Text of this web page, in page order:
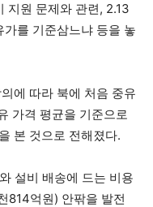
지원 문제와 관련, 2.13
를 기준삼느냐 등을 놓
에 따라 북에 처음 중유
가격 평균을 기준으로
본 것으로 전해졌다.
설비 배송에 드는 비용
814억원) 안팎을 발전